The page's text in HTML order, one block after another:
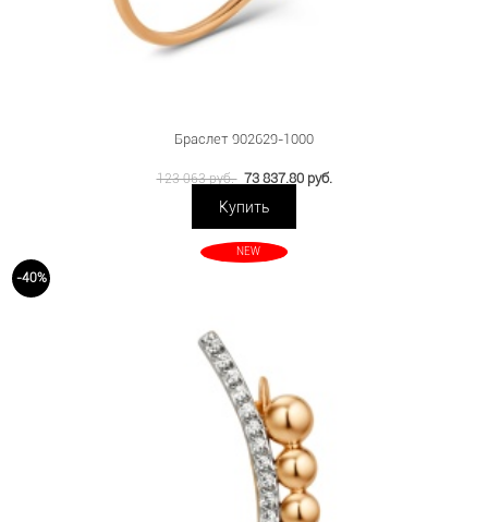
Браслет 902629-1000
123 063 руб. 73 837.80 руб.
Купить
-40%
NEW